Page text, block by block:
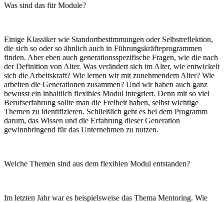
Was sind das für Module?
Einige Klassiker wie Standortbestimmungen oder Selbstreflektion,
die sich so oder so ähnlich auch in Führungskräfteprogrammen
finden. Aber eben auch generationsspezifische Fragen, wie die nach
der Definition von Alter. Was verändert sich im Alter, wie entwickelt
sich die Arbeitskraft? Wie lernen wir mit zunehmendem Alter? Wie
arbeiten die Generationen zusammen? Und wir haben auch ganz
bewusst ein inhaltlich flexibles Modul integriert. Denn mit so viel
Berufserfahrung sollte man die Freiheit haben, selbst wichtige
Themen zu identifizieren. Schließlich geht es bei dem Programm
darum, das Wissen und die Erfahrung dieser Generation
gewinnbringend für das Unternehmen zu nutzen.
Welche Themen sind aus dem flexiblen Modul entstanden?
Im letzten Jahr war es beispielsweise das Thema Mentoring. Wie